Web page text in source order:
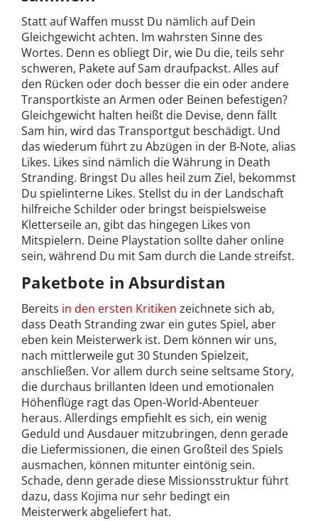
Statt auf Waffen musst Du nämlich auf Dein
Gleichgewicht achten. Im wahrsten Sinne des
Wortes. Denn es obliegt Dir, wie Du die, teils sehr
schweren, Pakete auf Sam draufpackst. Alles auf
den Rücken oder doch besser die ein oder andere
Transportkiste an Armen oder Beinen befestigen?
Gleichgewicht halten heißt die Devise, denn fällt
Sam hin, wird das Transportgut beschädigt. Und
das wiederum führt zu Abzügen in der B-Note, alias
Likes. Likes sind nämlich die Währung in Death
Stranding. Bringst Du alles heil zum Ziel, bekommst
Du spielinterne Likes. Stellst du in der Landschaft
hilfreiche Schilder oder bringst beispielsweise
Kletterseile an, gibt das hingegen Likes von
Mitspielern. Deine Playstation sollte daher online
sein, während Du mit Sam durch die Lande streifst.
Paketbote in Absurdistan
Bereits in den ersten Kritiken zeichnete sich ab,
dass Death Stranding zwar ein gutes Spiel, aber
eben kein Meisterwerk ist. Dem können wir uns,
nach mittlerweile gut 30 Stunden Spielzeit,
anschließen. Vor allem durch seine seltsame Story,
die durchaus brillanten Ideen und emotionalen
Höhenflüge ragt das Open-World-Abenteuer
heraus. Allerdings empfiehlt es sich, ein wenig
Geduld und Ausdauer mitzubringen, denn gerade
die Liefermissionen, die einen Großteil des Spiels
ausmachen, können mitunter eintönig sein.
Schade, denn gerade diese Missionsstruktur führt
dazu, dass Kojima nur sehr bedingt ein
Meisterwerk abgeliefert hat.